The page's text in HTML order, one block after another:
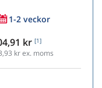
1-2 veckor
kr [1]
kr ex. moms